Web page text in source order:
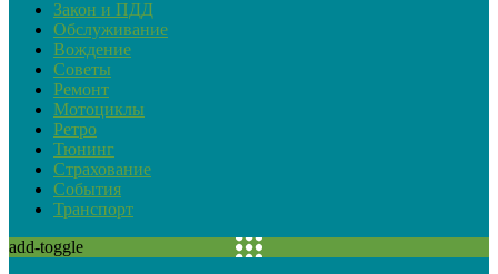
Закон и ПДД
Обслуживание
Вождение
Советы
Ремонт
Мотоциклы
Ретро
Тюнинг
Страхование
События
Транспорт
add-toggle